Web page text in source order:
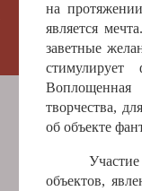
на
является
заветные
Воплощенная
творчества,
об объекте
объектов,